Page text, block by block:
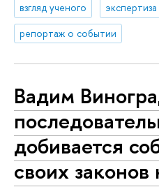
взгляд ученого
экспертиза
репортаж о событии
Вадим
добивается
своих законов